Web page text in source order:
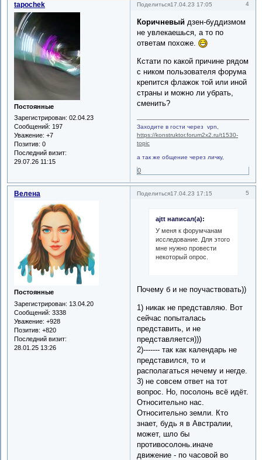
Поделиться 4
17.04.23 17:05
tapochek
Постоянные
Зарегистрирован: 02.04.23
Сообщений: 197
Уважение: +7
Позитив: 0
Последний визит:
29.07.26 11:15
Коричневый дзен-буддизмом
не увлекаешься, а то по
ответам похоже.
Кстати по какой причине рядом
с ником пользователя форума
крепится флажок той или иной
страны и можно ли убрать,
сменить?
Заходите в гости через vpn,
https://konstruktor.forum2x2.ru/t1530-
topic
а так же общение через личку,
0
Поделиться 5
17.04.23 17:15
Велена
Постоянные
Зарегистрирован: 13.04.20
Сообщений: 3338
Уважение: +928
Позитив: +820
Последний визит:
28.01.25 13:26
ajtt написал(а):
У меня к форумчанам
исследование. Для этого
мне нужно провести
некоторый опрос.
Почему б и не поучаствовать))
1) никак не представляю. Вот
сейчас попыталась
представить, и не
представляется)))
2)------- так как календарь не
представился, то и
располагаться нечему и негде.
3) не совсем ответ на тот
вопрос. Но, посолонь всё идёт.
Относительно нас.
Относительно земли. Кто
знает, будь я в Австралии,
может, шло бы
противосолонь.иначе
движение - по часовой во